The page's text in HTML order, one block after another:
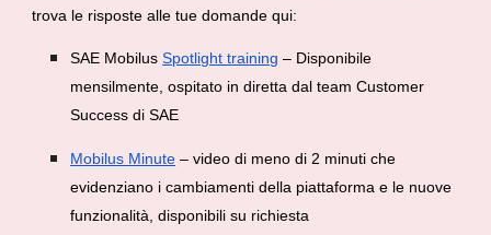
trova le risposte alle tue domande qui:
SAE MobilusSpotlight training – Disponibile
mensilmente, ospitato in diretta dal team Customer
Success di SAE
Mobilus Minute – video di meno di 2 minuti che
evidenziano i cambiamenti della piattaforma e le nuove
funzionalità, disponibili su richiesta